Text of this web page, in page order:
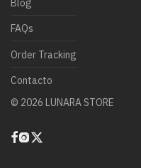
Blog
FAQs
Order Tracking
Contacto
© 2026 LUNARA STORE